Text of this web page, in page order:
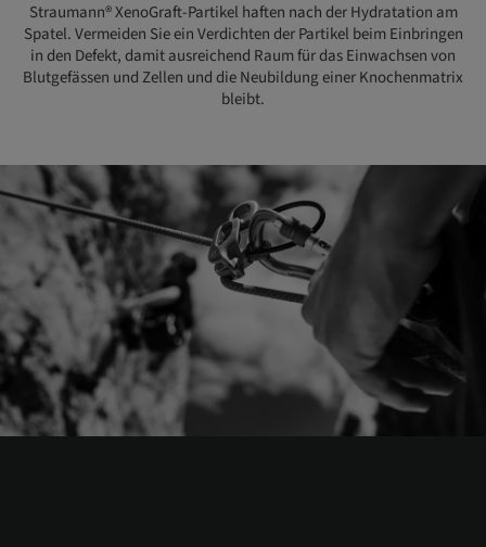
Straumann® XenoGraft-Partikel haften nach der Hydratation am
Spatel. Vermeiden Sie ein Verdichten der Partikel beim Einbringen
in den Defekt, damit ausreichend Raum für das Einwachsen von
Blutgefässen und Zellen und die Neubildung einer Knochenmatrix
bleibt.